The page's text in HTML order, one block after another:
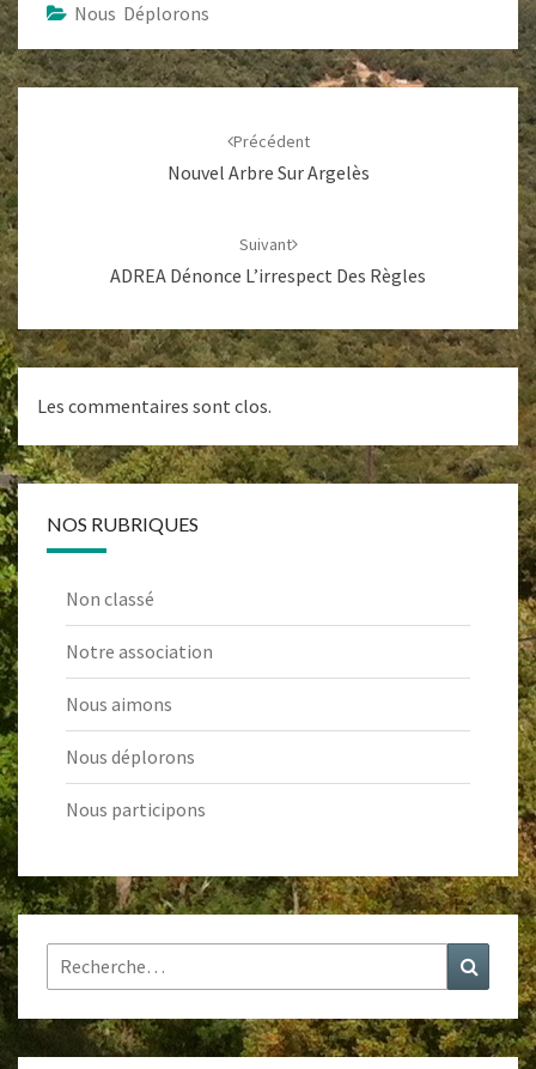
Nous Déplorons
Navigation
d'article
Précédent
Nouvel Arbre Sur Argelès
Suivant
ADREA Dénonce L’irrespect Des Règles
Les commentaires sont clos.
NOS RUBRIQUES
Non classé
Notre association
Nous aimons
Nous déplorons
Nous participons
Rechercher :